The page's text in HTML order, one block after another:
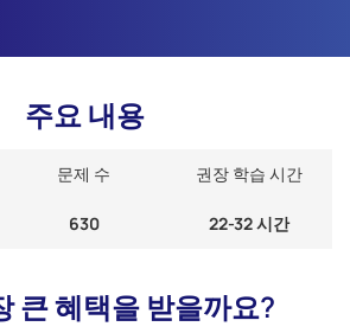
주요 내용
문제 수 권장 학습 시간
630 22-32 시간
큰 혜택을 받을까요?